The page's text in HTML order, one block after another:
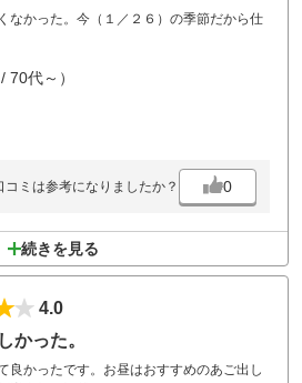
なかった。今（１／２６）の季節だから仕
70代～）
コミは参考になりましたか？ 0
続きを見る
4.0
かった。
良かったです。お昼はおすすめのあご出し